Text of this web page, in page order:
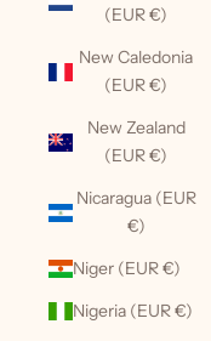
(EUR €)
New Caledonia
(EUR €)
New Zealand
(EUR €)
Nicaragua (EUR
€)
Niger (EUR €)
Nigeria (EUR €)